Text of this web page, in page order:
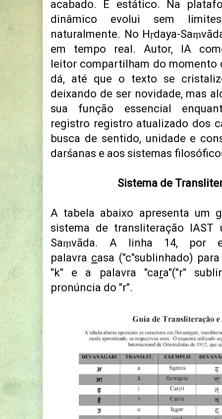
acabado. É estático. Na
dinâmico evolui sem
naturalmente. No Hṛdaya-
em tempo real. Autor, IA
leitor compartilham do momento
dá, até que o texto se
deixando de ser novidade, mas
sua função essencial
registro registro atualizado dos
busca de sentido, unidade e
darśanas e aos sistemas
Sistema de
A tabela abaixo apresenta um
sistema de transliteração IAST
Saṃvāda. A linha 14, por
palavra casa ("c"sublinhado)
"k" e a palavra "cara"("r"
pronúncia do "r".